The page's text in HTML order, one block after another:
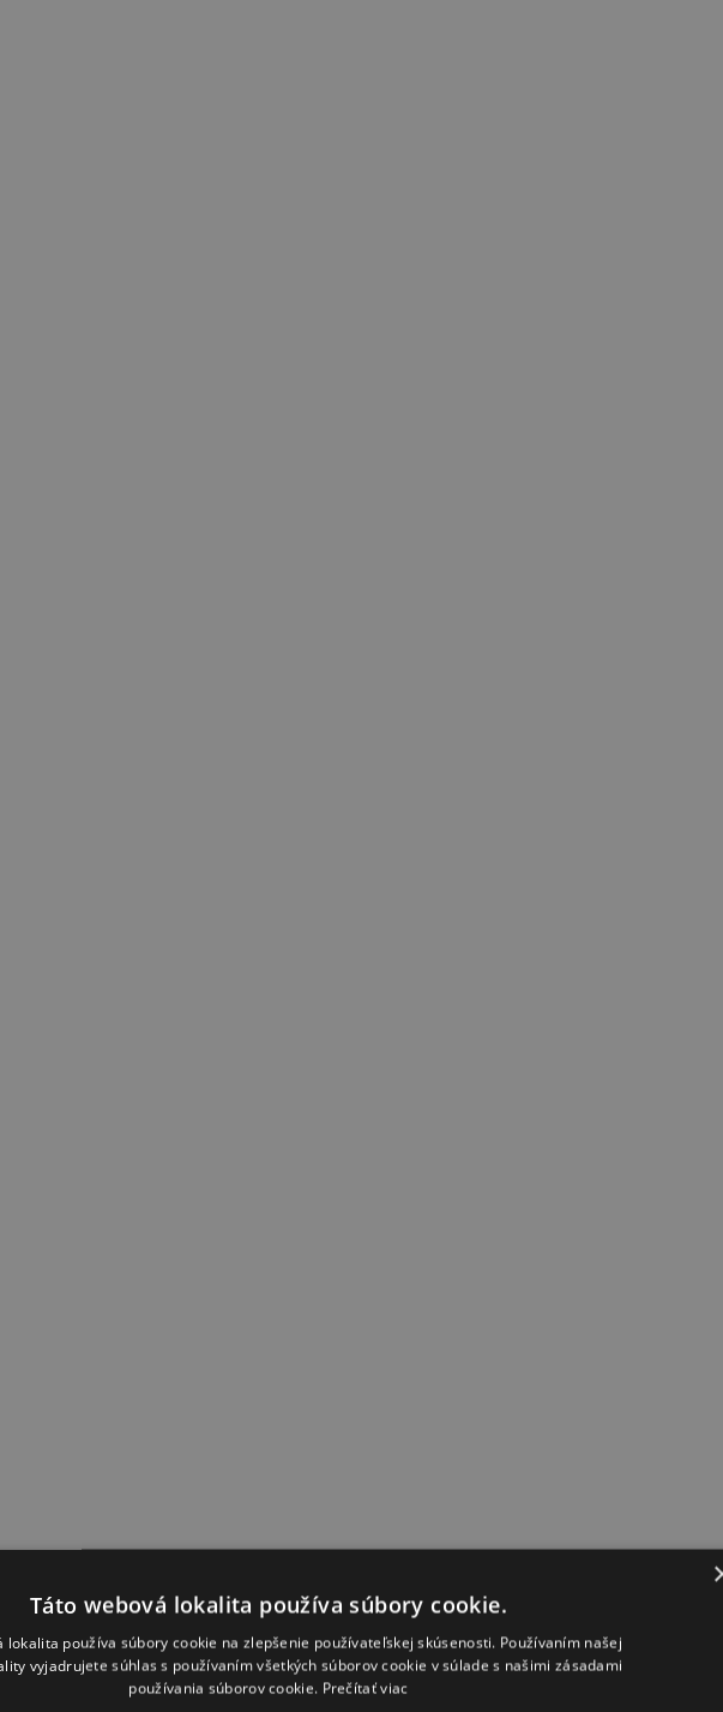
Táto webová lokalita používa súbory cookie.
lokalita používa súbory cookie na zlepšenie používateľskej skúsenosti. Používaním našej
vyjadrujete súhlas s používaním všetkých súborov cookie v súlade s našimi zásadami
používania súborov cookie. Prečítať viac